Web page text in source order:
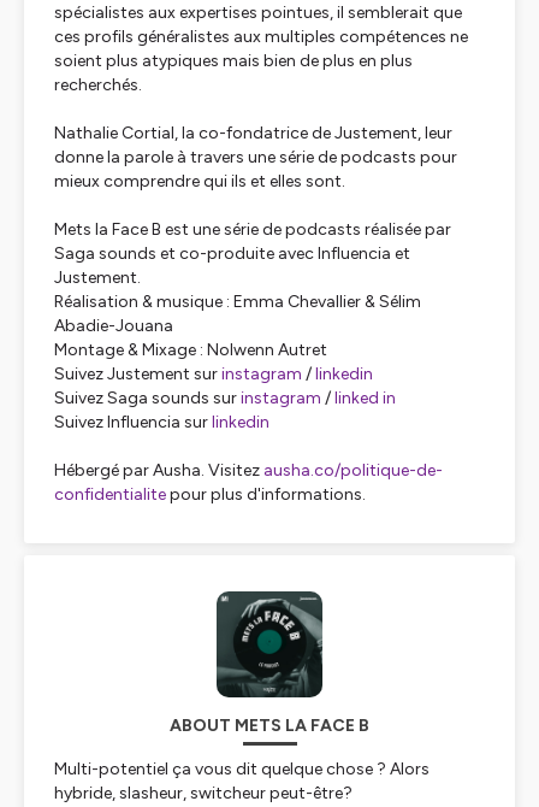
spécialistes aux expertises pointues, il semblerait que
ces profils généralistes aux multiples compétences ne
soient plus atypiques mais bien de plus en plus
recherchés.
Nathalie Cortial, la co-fondatrice de Justement, leur
donne la parole à travers une série de podcasts pour
mieux comprendre qui ils et elles sont.
Mets la Face B est une série de podcasts réalisée par
Saga sounds et co-produite avec Influencia et
Justement.
Réalisation & musique : Emma Chevallier & Sélim
Abadie-Jouana
Montage & Mixage : Nolwenn Autret
Suivez Justement surinstagram /linkedin
Suivez Saga sounds surinstagram /linked in
Suivez Influencia surlinkedin
Hébergé par Ausha. Visitez ausha.co/politique-de-
confidentialitepour plus d'informations.
ABOUT METS LA FACE B
Multi-potentiel ça vous dit quelque chose ? Alors
hybride, slasheur, switcheur peut-être?